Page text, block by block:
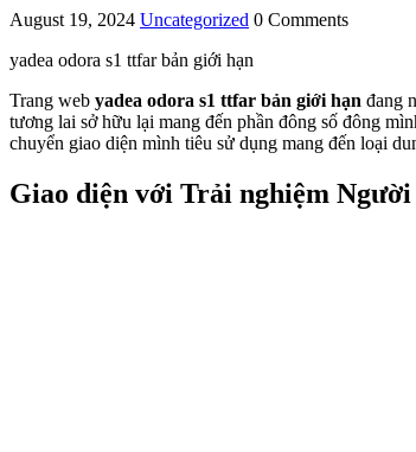
August 19, 2024 Uncategorized 0 Comments
yadea odora s1 ttfar bản giới hạn
Trang web yadea odora s1 ttfar bản giới hạn đang
tương lai sở hữu lại mang đến phần đông số đông
chuyển giao diện mình tiêu sử dụng mang đến loại
Giao diện với Trải nghiệm